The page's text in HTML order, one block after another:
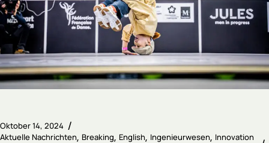
Oktober 14, 2024
Aktuelle Nachrichten Breaking English Ingenieurwesen Innovation